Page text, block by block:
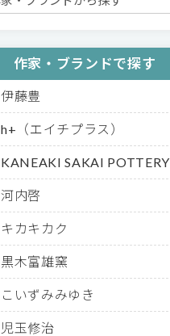
作家・ブランドで探す
伊藤豊
h+（エイチプラス）
KANEAKI SAKAI POTTERY
河内啓
キカキカク
黒木富雄窯
こいずみみゆき
児玉修治